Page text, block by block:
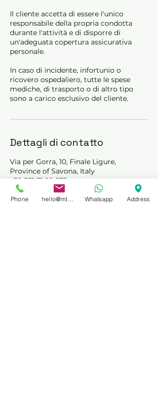
Il cliente accetta di essere l'unico
responsabile della propria condotta
durante l'attività e di disporre di
un'adeguata copertura assicurativa
personale.
In caso di incidente, infortunio o
ricovero ospedaliero, tutte le spese
mediche, di trasporto o di altro tipo
sono a carico esclusivo del cliente.
Dettagli di contatto
Via per Gorra, 10, Finale Ligure,
Province of Savona, Italy
+39 351 71 28 573
hello@localmtbguide.com
Phone Whatsapp Address